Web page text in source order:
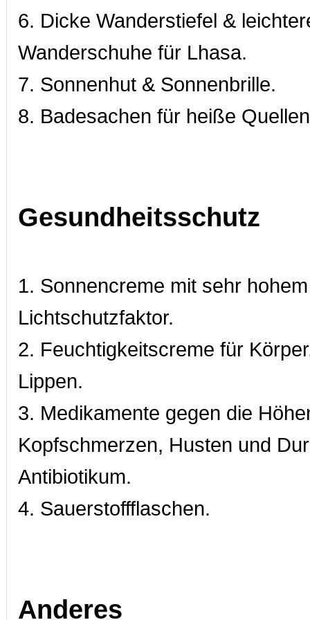
6. Dicke Wanderstiefel &
Wanderschuhe für Lhasa.
7. Sonnenhut & Sonnenbrille.
8. Badesachen für heiße
Gesundheitsschutz
1. Sonnencreme mit sehr hohem
Lichtschutzfaktor.
2. Feuchtigkeitscreme für
Lippen.
3. Medikamente gegen die
Kopfschmerzen, Husten und
Antibiotikum.
4. Sauerstoffflaschen.
Anderes